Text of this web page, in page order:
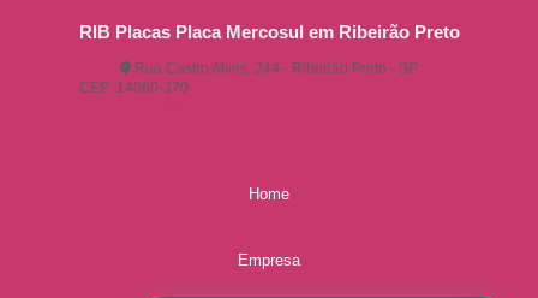
RIB Placas Placa Mercosul em Ribeirão Preto
Rua Castro Alves, 244 - Ribeirão Preto - SP
CEP: 14080-370
Home
Empresa